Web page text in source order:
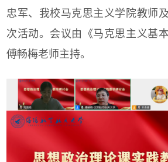
忠军、我校马克思主义学院教师
次活动。会议由《马克思主义基
傅畅梅老师主持。